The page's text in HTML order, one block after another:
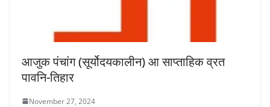
आजुक पंचांग (सूर्योदयकालीन) आ साप्ताहिक व्रत
पावनि-तिहार
November 27, 2024